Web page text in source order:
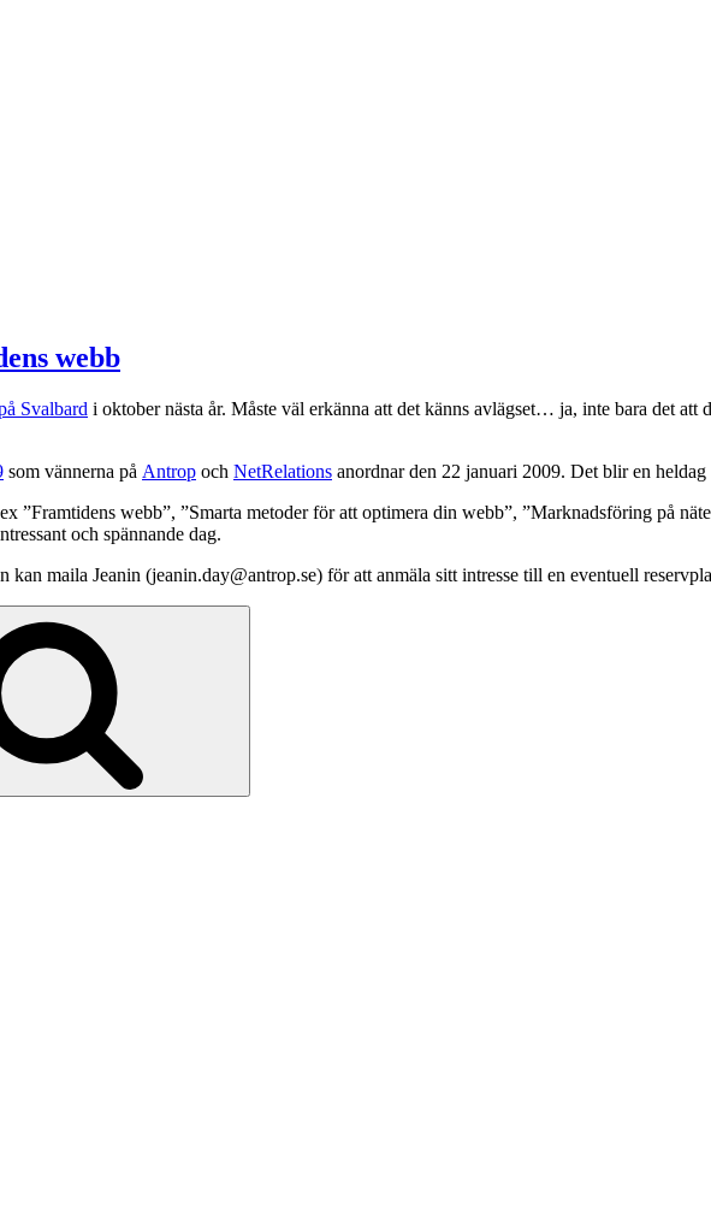
webb
Svalbard i oktober nästa år. Måste väl erkänna att det känns avlägset… ja, inte bara det
som vännerna på Antrop och NetRelations anordnar den 22 januari 2009. Det blir en
”Framtidens webb”, ”Smarta metoder för att optimera din webb”, ”Marknadsföring på
och spännande dag.
kan maila Jeanin (jeanin.day@antrop.se) för att anmäla sitt intresse till en eventuell